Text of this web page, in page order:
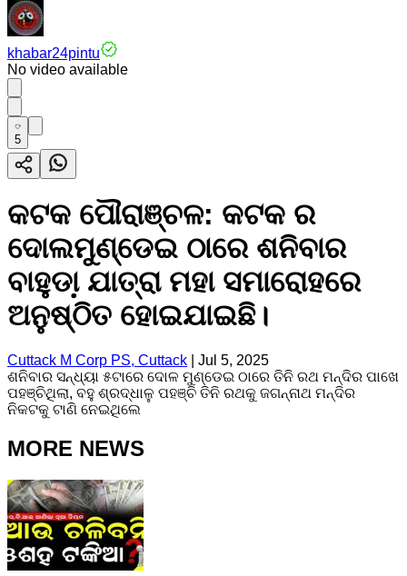
khabar24pintu
No video available
5
କଟକ ପୌରାଞ୍ଚଳ: କଟକ ର
ଦୋଲମୁଣ୍ଡେଇ ଠାରେ ଶନିବାର
ବାହୁଡା଼ ଯାତ୍ରା ମହା ସମାରୋହରେ
ଅନୁଷ୍ଠିତ ହୋଇଯାଇଛି।
Cuttack M Corp PS, Cuttack
Jul 5, 2025
ଶନିବାର ସନ୍ଧ୍ୟା ୫ଟାରେ ଦୋଳ ମୁଣ୍ଡେଇ ଠାରେ ତିନି ରଥ ମନ୍ଦିର ପାଖେ
ପହଞ୍ଚିଥିଲା, ବହୁ ଶ୍ରଦ୍ଧାଳୁ ପହଞ୍ଚି ତିନି ରଥକୁ ଜଗନ୍ନାଥ ମନ୍ଦିର
ନିକଟକୁ ଟାଣି ନେଇଥିଲେ
MORE NEWS